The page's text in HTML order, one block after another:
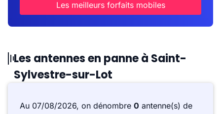
Les meilleurs forfaits mobiles
Les antennes en panne à Saint-
Sylvestre-sur-Lot
Au 07/08/2026, on dénombre 0 antenne(s) de